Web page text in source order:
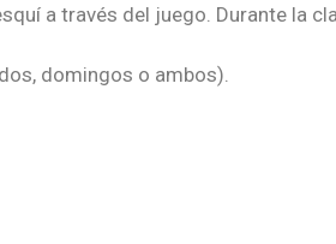
a través del juego. Durante la
domingos o ambos).